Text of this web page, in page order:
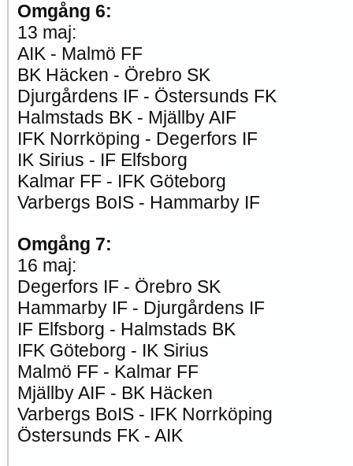
Omgång 6:
13 maj:
AIK - Malmö FF
BK Häcken - Örebro SK
Djurgårdens IF - Östersunds FK
Halmstads BK - Mjällby AIF
IFK Norrköping - Degerfors IF
IK Sirius - IF Elfsborg
Kalmar FF - IFK Göteborg
Varbergs BoIS - Hammarby IF
Omgång 7:
16 maj:
Degerfors IF - Örebro SK
Hammarby IF - Djurgårdens IF
IF Elfsborg - Halmstads BK
IFK Göteborg - IK Sirius
Malmö FF - Kalmar FF
Mjällby AIF - BK Häcken
Varbergs BoIS - IFK Norrköping
Östersunds FK - AIK